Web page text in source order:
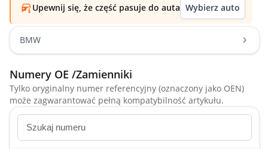
Upewnij się, że część pasuje do auta Wybierz auto
BMW
Numery OE /Zamienniki
Tylko oryginalny numer referencyjny (oznaczony jako OEN)
może zagwarantować pełną kompatybilność artykułu.